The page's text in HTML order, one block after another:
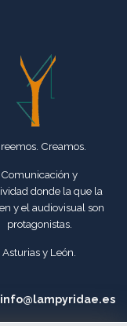
Creamos.
Comunicación y
donde la que la
y el audiovisual son
protagonistas.
Asturias y León.
info@lampyridae.es